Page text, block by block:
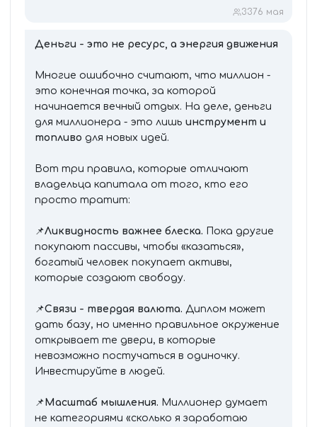
3376 мая
Деньги - это не ресурс, а энергия движения
Многие ошибочно считают, что миллион -
это конечная точка, за которой
начинается вечный отдых. На деле, деньги
для миллионера - это лишь инструмент и
топливо для новых идей.
Вот три правила, которые отличают
владельца капитала от того, кто его
просто тратит:
📌Ликвидность важнее блеска. Пока другие
покупают пассивы, чтобы «казаться»,
богатый человек покупает активы,
которые создают свободу.
📌Связи - твердая валюта. Диплом может
дать базу, но именно правильное окружение
открывает те двери, в которые
невозможно постучаться в одиночку.
Инвестируйте в людей.
📌 Масштаб мышления. Миллионер думает
не категориями «сколько я заработаю